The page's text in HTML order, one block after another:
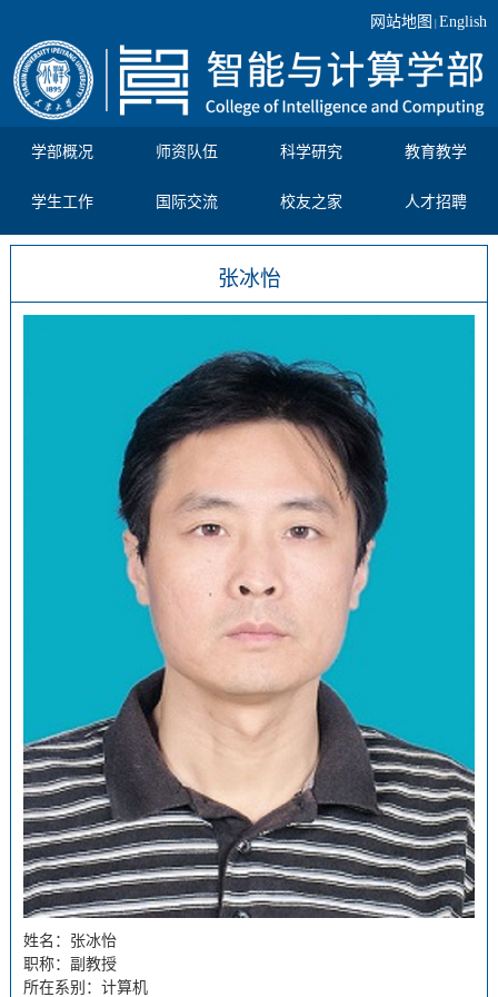
网站地图 English
学部概况 师资队伍 科学研究 教育教学
学生工作 国际交流 校友之家 人才招聘
张冰怡
姓名：张冰怡
职称：副教授
所在系别：计算机